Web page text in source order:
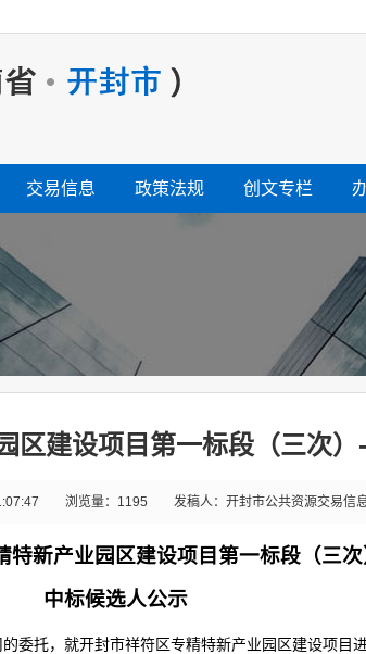
交易信息 政策法规 创文专栏
区建设项目第一标段（三次
浏览量： 1195 发稿人：开封市公共资源交易信
特新产业园区建设项目第一标段（三次
中标候选人公示
委托，就开封市祥符区专精特新产业园区建设项目